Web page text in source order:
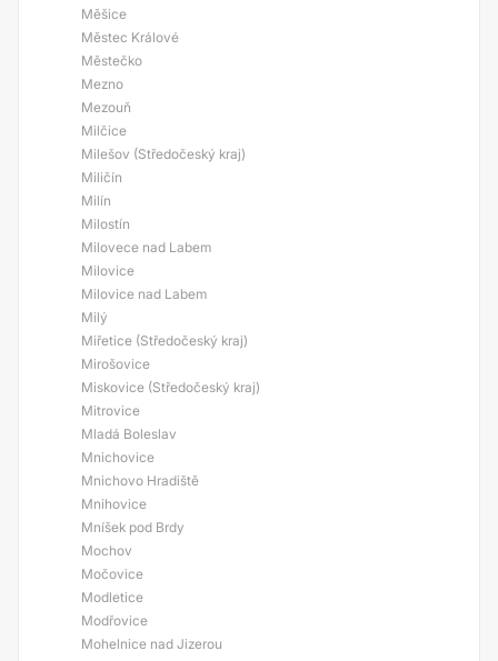
Měšice
Městec Králové
Městečko
Mezno
Mezouň
Milčice
Milešov (Středočeský kraj)
Miličín
Milín
Milostín
Milovece nad Labem
Milovice
Milovice nad Labem
Milý
Miřetice (Středočeský kraj)
Mirošovice
Miskovice (Středočeský kraj)
Mitrovice
Mladá Boleslav
Mnichovice
Mnichovo Hradiště
Mnihovice
Mníšek pod Brdy
Mochov
Močovice
Modletice
Modřovice
Mohelnice nad Jizerou